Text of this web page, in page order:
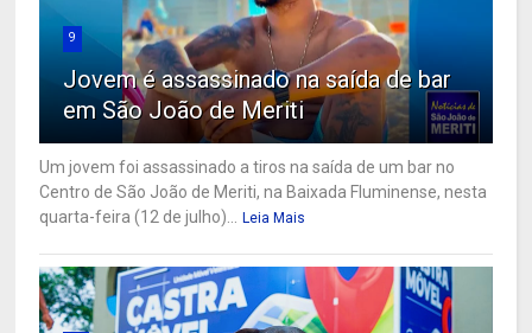
9
Jovem é assassinado na saída de bar
em São João de Meriti
Um jovem foi assassinado a tiros na saída de um bar no
Centro de São João de Meriti, na Baixada Fluminense, nesta
quarta-feira (12 de julho)...
Leia Mais